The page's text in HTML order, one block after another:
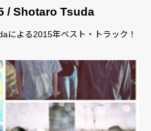
/ Shotaro Tsuda
による2015年ベスト・トラック！